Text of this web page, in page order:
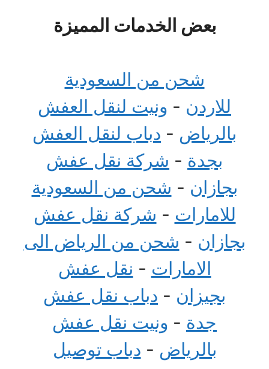
بعض الخدمات المميزة
شحن من السعودية
للاردن - ونيت لنقل العفش
بالرياض - دباب لنقل العفش
بجدة - شركة نقل عفش
بجازان - شحن من السعودية
للامارات - شركة نقل عفش
بجازان - شحن من الرياض الى
الامارات - نقل عفش
بجيزان - دباب نقل عفش
جدة - ونيت نقل عفش
بالرياض - دباب توصيل